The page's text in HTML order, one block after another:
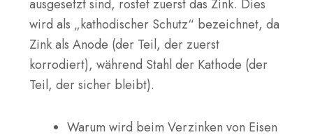
ausgesetzt sind, rostet zuerst das Zink. Dies
wird als „kathodischer Schutz“ bezeichnet, da
Zink alsAnode (der Teil, der zuerst
korrodiert), während Stahl der Kathode (der
Teil, der sicher bleibt).
Warum wird beim Verzinken von Eisen